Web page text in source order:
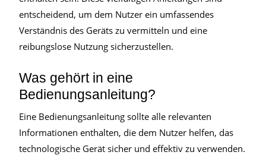
entscheidend, um dem Nutzer ein umfassendes
Verständnis des Geräts zu vermitteln und eine
reibungslose Nutzung sicherzustellen.
Was gehört in eine
Bedienungsanleitung?
Eine Bedienungsanleitung sollte alle relevanten
Informationen enthalten, die dem Nutzer helfen, das
technologische Gerät sicher und effektiv zu verwenden.